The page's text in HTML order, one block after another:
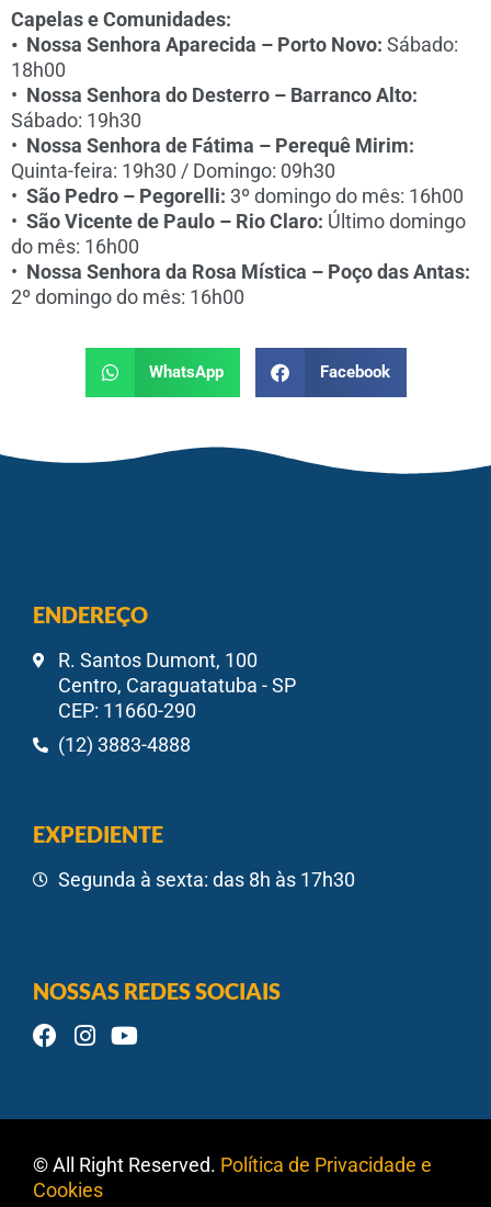
Capelas e Comunidades:
• Nossa Senhora Aparecida – Porto Novo: Sábado:
18h00
• Nossa Senhora do Desterro – Barranco Alto:
Sábado: 19h30
• Nossa Senhora de Fátima – Perequê Mirim:
Quinta-feira: 19h30 / Domingo: 09h30
• São Pedro – Pegorelli: 3º domingo do mês: 16h00
• São Vicente de Paulo – Rio Claro: Último domingo
do mês: 16h00
• Nossa Senhora da Rosa Mística – Poço das Antas:
2º domingo do mês: 16h00
WhatsApp Facebook
ENDEREÇO
R. Santos Dumont, 100
Centro, Caraguatatuba - SP
CEP: 11660-290
(12) 3883-4888
EXPEDIENTE
Segunda à sexta: das 8h às 17h30
NOSSAS REDES SOCIAIS
© All Right Reserved. Política de Privacidade e
Cookies